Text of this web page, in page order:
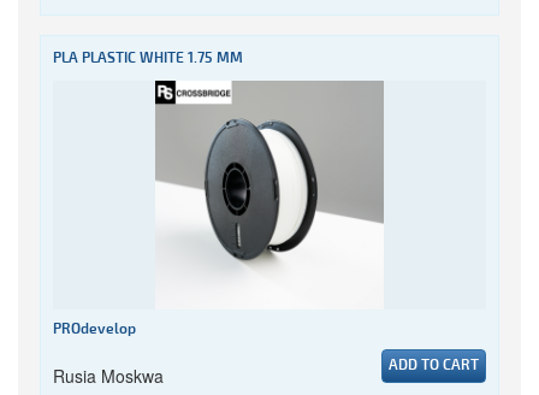
PLA PLASTIC WHITE 1.75 MM
PROdevelop
Rusia Moskwa ADD TO CART